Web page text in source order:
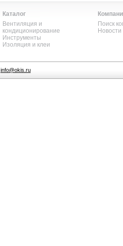
Каталог
Вентиляция и
кондиционирование
Инструменты
Изоляция и клеи
Поиск
info@okis.ru